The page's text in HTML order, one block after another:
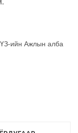
ийн Ажлын алба